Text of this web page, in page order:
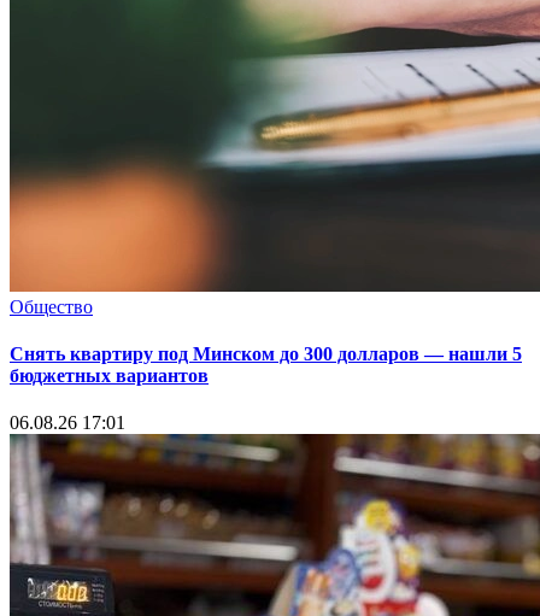
Общество
Снять квартиру под Минском до 300 долларов — нашли 5
бюджетных вариантов
06.08.26 17:01